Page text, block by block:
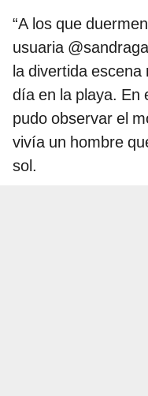
“A los que
usuaria
la divertida
día en la playa. En
pudo observar el
vivía un hombre
sol.